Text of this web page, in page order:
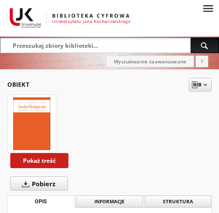
Wyszukiwanie zaawansowane ?
OBIEKT
Pokaż treść
Pobierz
OPIS INFORMACJE STRUKTURA